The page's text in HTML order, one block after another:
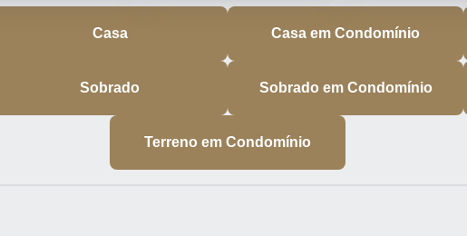
Casa Casa em Condomínio
Sobrado Sobrado em Condomínio
Terreno em Condomínio